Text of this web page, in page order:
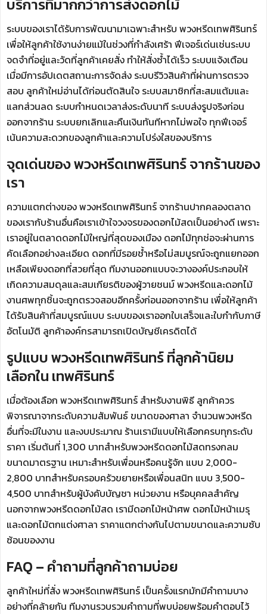
บริการที่มากกว่าการส่งดอกไม้
ระบบของเราได้รับการพัฒนามาเฉพาะสำหรับ พวงหรีดเทพศิรินทร์
เพื่อให้ลูกค้าใช้งานง่ายแม้ในช่วงที่กำลังเศร้า ฟีเจอร์เด่นเช่นระบบ
จดจำที่อยู่และวัดที่ลูกค้าเคยสั่ง ทำให้สั่งซ้ำได้เร็ว ระบบแจ้งเตือน
เมื่อมีการอัปเดตสถานะการจัดส่ง ระบบรีวิวสินค้าที่ผ่านการตรวจ
สอบ ลูกค้าใหม่อ่านได้ก่อนตัดสินใจ ระบบสมาชิกที่สะสมแต้มและ
แลกส่วนลด ระบบกำหนดเวลาส่งระดับนาที ระบบส่งรูปจริงก่อน
ออกจากร้าน ระบบยกเลิกและคืนเงินทันทีหากไม่พอใจ ทุกฟีเจอร์
เน้นความสะดวกของลูกค้าและความโปร่งใสของบริการ
จุดเด่นของ พวงหรีดเทพศิรินทร์ จากร้านของ
เรา
ความแตกต่างของ พวงหรีดเทพศิรินทร์ จากร้านปากคลองตลาด
ของเรากับร้านอื่นคือเราเข้าใจวงจรของดอกไม้สดเป็นอย่างดี เพราะ
เราอยู่ในตลาดดอกไม้ใหญ่ที่สุดของเมือง ดอกไม้ทุกช่อจะผ่านการ
คัดเลือกอย่างละเอียด ดอกที่มีรอยช้ำหรือไม่สมบูรณ์จะถูกแยกออก
เหลือเพียงดอกที่สวยที่สุด ทีมงานออกแบบจะวางองค์ประกอบให้
เกิดความสมดุลและสมเกียรติของผู้วายชนม์ พวงหรีดและดอกไม้
งานศพทุกชิ้นจะถูกตรวจสอบอีกครั้งก่อนออกจากร้าน เพื่อให้ลูกค้า
ได้รับสินค้าที่สมบูรณ์แบบ ระบบของเราออกใบเสร็จและใบกำกับภาษี
อัตโนมัติ ลูกค้าองค์กรสามารถเปิดบัญชีเครดิตได้
รูปแบบ พวงหรีดเทพศิรินทร์ ที่ลูกค้านิยม
เลือกใน เทพศิรินทร์
เมื่อต้องเลือก พวงหรีดเทพศิรินทร์ สำหรับงานพิธี ลูกค้าควร
พิจารณาจากระดับความสัมพันธ์ ขนาดของศาลา จำนวนพวงหรีด
อื่นที่จะมีในงาน และงบประมาณ ร้านเรามีแบบให้เลือกครบทุกระดับ
ราคา เริ่มต้นที่ 1,300 บาทสำหรับพวงหรีดดอกไม้สดทรงกลม
ขนาดมาตรฐาน เหมาะสำหรับเพื่อนหรือคนรู้จัก แบบ 2,000-
2,800 บาทสำหรับครอบครัวขยายหรือเพื่อนสนิท แบบ 3,500-
4,500 บาทสำหรับผู้บังคับบัญชา หน่วยงาน หรือบุคคลสำคัญ
นอกจากพวงหรีดดอกไม้สด เรามีดอกไม้หน้าศพ ดอกไม้หน้าเมรุ
และดอกไม้ตกแต่งศาลา ราคาแตกต่างกันไปตามขนาดและความซับ
ซ้อนของงาน
FAQ – คำถามที่ลูกค้าถามบ่อย
ลูกค้าใหม่ที่สั่ง พวงหรีดเทพศิรินทร์ เป็นครั้งแรกมักมีคำถามบาง
อย่างที่คล้ายกัน ทีมงานรวบรวมคำถามที่พบบ่อยพร้อมคำตอบไว้